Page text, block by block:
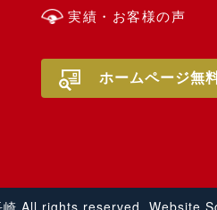
実績・お客様の声
ホームページ無